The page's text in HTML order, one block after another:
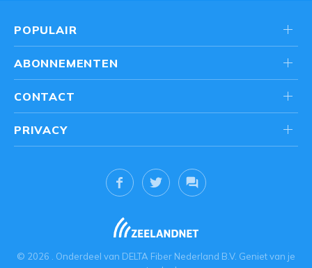
POPULAIR
ABONNEMENTEN
CONTACT
© 2026 . Onderdeel van DELTA Fiber Nederland B.V. Geniet van je
PRIVACY